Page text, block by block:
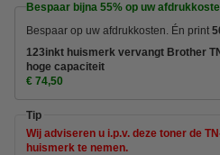
Bespaar bijna 55% op uw
Bespaar op uw afdrukkosten. Én print
123inkt huismerk vervangt Brother
hoge capaciteit
€ 74,50
Tip
Wij adviseren u i.p.v. deze toner de
huismerk te nemen.